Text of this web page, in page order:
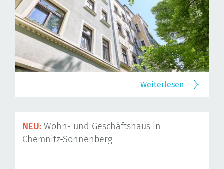
Weiterlesen
NEU: Wohn- und Geschäftshaus in
Chemnitz-Sonnenberg